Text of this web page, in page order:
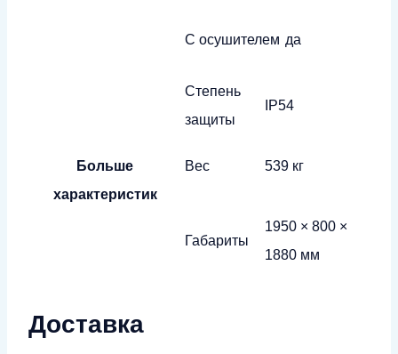
С осушителем да
Больше
характеристик
Степень
защиты
IP54
Вес 539 кг
Габариты
1950 × 800 ×
1880 мм
Доставка